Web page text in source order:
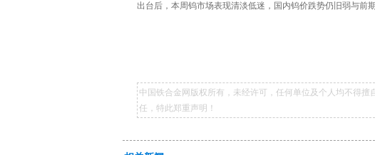
出台后，本周钨市场表现清淡低迷，国内钨价跌势仍旧弱与前期
中国铁合金网版权所有，未经许可，任何单位及个人均不得
任，特此郑重声明！